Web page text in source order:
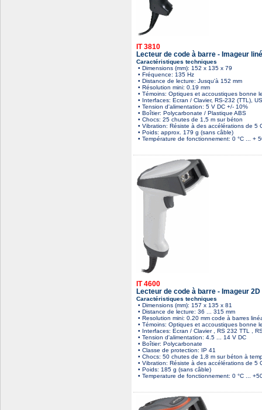
IT 3810
Lecteur de code à barre - Imageur
Caractéristiques techniques
• Dimensions (mm): 152 x 135 x 79
• Fréquence: 135 Hz
• Distance de lecture: Jusqu'à 152 mm
• Résolution mini: 0.19 mm
• Témoins: Optiques et accoustiques bonne
• Interfaces: Ecran / Clavier, RS-232 (TTL),
• Tension d'alimentation: 5 V DC +/- 10%
• Boîtier: Polycarbonate / Plastique ABS
• Chocs: 25 chutes de 1,5 m sur béton
• Vibration: Résiste à des accélérations de
• Poids: approx. 179 g (sans câble)
• Température de fonctionnement: 0 °C ... +
IT 4600
Lecteur de code à barre - Imageur
Caractéristiques techniques
• Dimensions (mm): 157 x 135 x 81
• Distance de lecture: 36 ... 315 mm
• Resolution mini: 0.20 mm code à barres
• Témoins: Optiques et accoustiques bonne
• Interfaces: Ecran / Clavier , RS 232 TTL ,
• Tension d'alimentation: 4.5 ... 14 V DC
• Boîtier: Polycarbonate
• Classe de protection: IP 41
• Chocs: 50 chutes de 1,8 m sur béton à
• Vibration: Résiste à des accélérations de
• Poids: 185 g (sans câble)
• Temperature de fonctionnement: 0 °C ...